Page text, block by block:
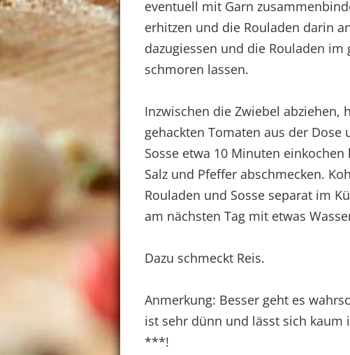
eventuell mit Garn
erhitzen und die Rouladen darin
dazugiessen und die Rouladen
schmoren lassen.
Inzwischen die Zwiebel abziehen,
gehackten Tomaten aus der
Sosse etwa 10 Minuten
Salz und Pfeffer abschmecken.
Rouladen und Sosse separat im
am nächsten Tag mit etwas
Dazu schmeckt Reis.
Anmerkung: Besser geht es
ist sehr dünn und lässt sich kaum
***!